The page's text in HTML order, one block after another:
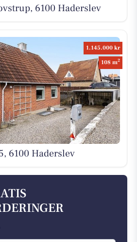
6100 Haderslev
1.145.000 kr
108 m2
6100 Haderslev